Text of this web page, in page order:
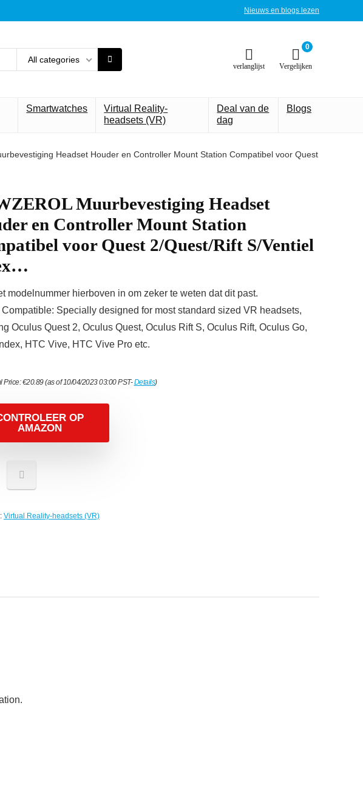
Nieuws en blogs lezen
All categories
verlanglijst
0
Vergelijken
Smartwatches
Virtual Reality-
headsets (VR)
Deal van de
dag
Blogs
Headset Houder en Controller Mount Station Compatibel voor Quest
Muurbevestiging Headset
en Controller Mount Station
voor Quest 2/Quest/Rift S/Ventiel
modelnummer hierboven in om zeker te weten dat dit past.
Specially designed for most standard sized VR headsets,
Oculus Quest 2, Oculus Quest, Oculus Rift S, Oculus Rift, Oculus Go,
HTC Vive, HTC Vive Pro etc.
Price:€20.89(as of 10/04/2023 03:00 PST-Details)
OP
AMAZON
Virtual Reality-headsets (VR)